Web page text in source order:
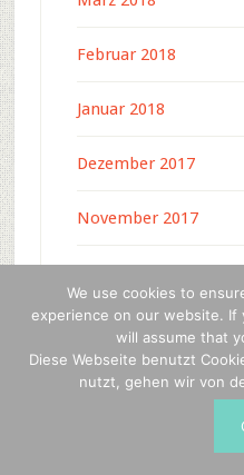
Februar 2018
Januar 2018
Dezember 2017
November 2017
September 2017
August 2017
We use cookies to
experience on our website.
will assume that
Diese Webseite benutzt
nutzt, gehen wir von